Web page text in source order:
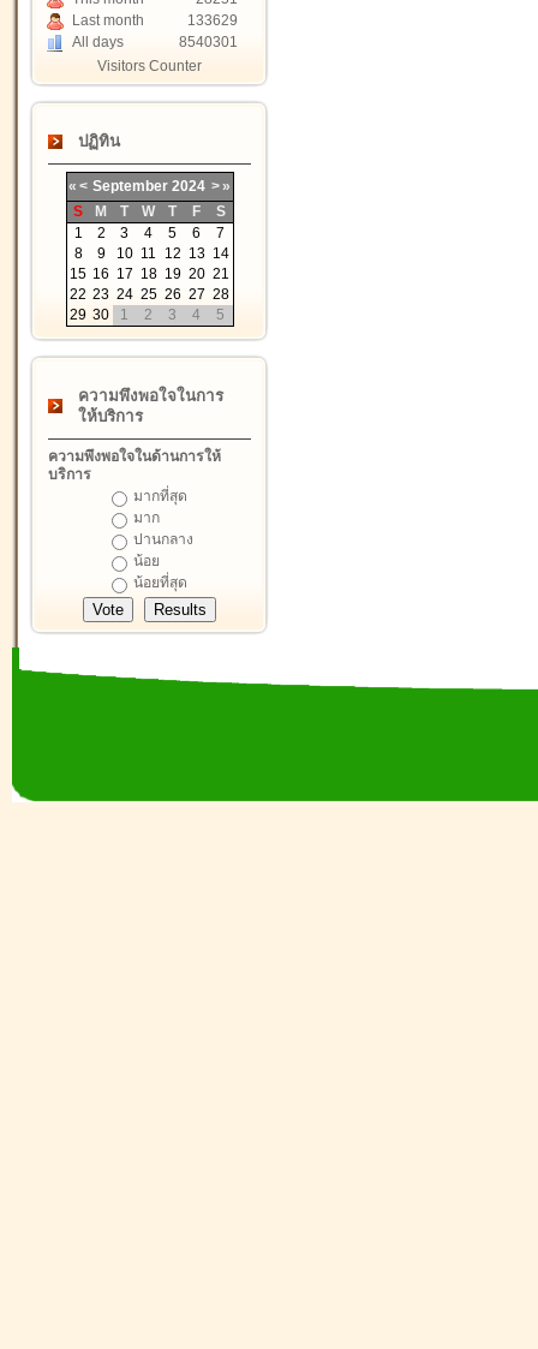
Last month
133629
All days
8540301
Visitors Counter
ปฏิทิน
« < September 2024 >»
S
M T W T F
S
1
2 3 4 5 6
7
8
9 10 11 12 13 14
15 16 17 18 19 20 21
22 23 24 25 26 27 28
29 30 1 2 3 4 5
ความพึงพอใจในการ
ให้บริการ
ความพึงพอใจในด้านการให้
บริการ
มากที่สุด
มาก
ปานกลาง
น้อย
น้อยที่สุด